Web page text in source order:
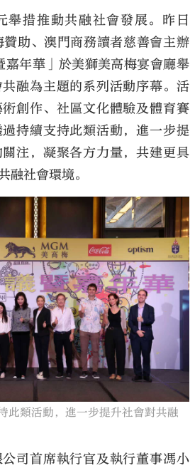
舉措推動共融社會發展。昨日
贊助、澳門商務讀者慈善會主辦
年華」於美獅美高梅宴會廳舉
融為主題的系列活動序幕。活
創作、社區文化體驗及體育賽
持續支持此類活動，進一步提
注，凝聚各方力量，共建更具
融社會環境。
此類活動，進一步提升社會對共融
司首席執行官及執行董事馮小